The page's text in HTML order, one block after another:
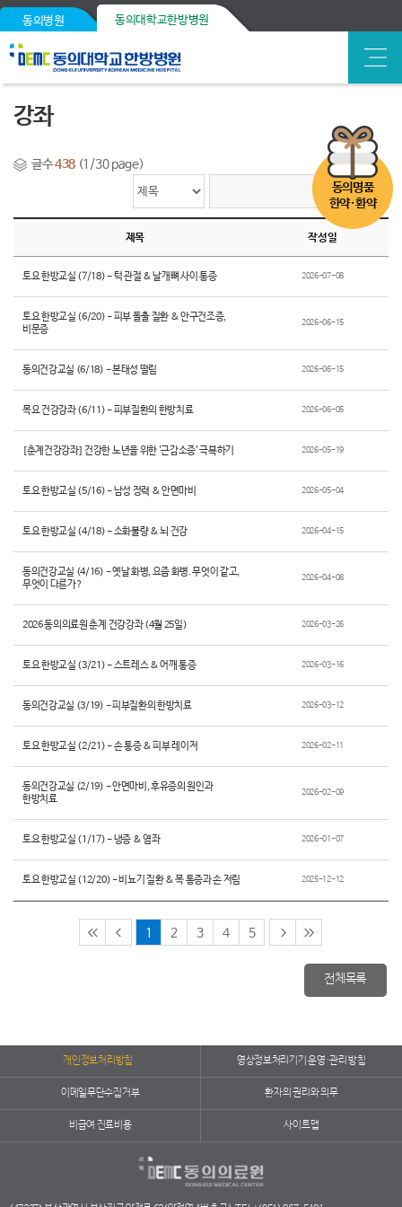
동의병원 동의대학교한방병원
동의명품
한약·환약
강좌
글수438 (1/30 page)
제목 작성일
토요 한방교실 (7/18) - 턱 관절 & 날개뼈 사이 통증 2026-07-08
토요 한방교실 (6/20) - 피부 돌출 질환 & 안구건조증,
비문증
2026-06-15
동의건강교실 (6/18) - 본태성 떨림 2026-06-15
목요 건강강좌 (6/11) - 피부질환의 한방치료 2026-06-05
[춘계건강강좌] 건강한 노년을 위한 '근감소증' 극복하기 2026-05-19
토요 한방교실 (5/16) - 남성 정력 & 안면마비 2026-05-04
토요 한방교실 (4/18) - 소화불량 & 뇌 건강 2026-04-15
동의건강교실 (4/16) - 옛날 화병, 요즘 화병. 무엇이 같고,
무엇이 다른가?
2026-04-08
2026 동의의료원 춘계 건강강좌 (4월 25일) 2026-03-26
토요 한방교실 (3/21) - 스트레스 & 어깨 통증 2026-03-16
동의건강교실 (3/19) - 피부질환의 한방치료 2026-03-12
토요 한방교실 (2/21) - 손 통증 & 피부 레이저 2026-02-11
동의건강교실 (2/19) - 안면마비, 후유증의 원인과
한방치료
2026-02-09
토요 한방교실 (1/17) - 냉증 & 염좌 2026-01-07
토요 한방교실 (12/20) - 비뇨기 질환 & 목 통증과 손 저림 2025-12-12
1 2 3 4 5
전체목록
개인정보처리방침 영상정보처리기기 운영·관리 방침
이메일무단수집거부 환자의 권리와 의무
비급여 진료비용 사이트맵